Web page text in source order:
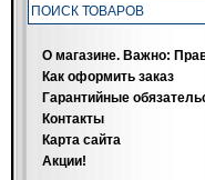
О магазине. Важно:
Как оформить заказ
Гарантийные
Контакты
Карта сайта
Акции!